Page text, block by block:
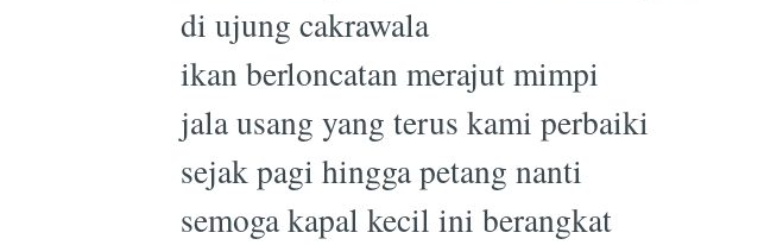
di ujung cakrawala
ikan berloncatan merajut mimpi
jala usang yang terus kami perbaiki
sejak pagi hingga petang nanti
semoga kapal kecil ini berangkat